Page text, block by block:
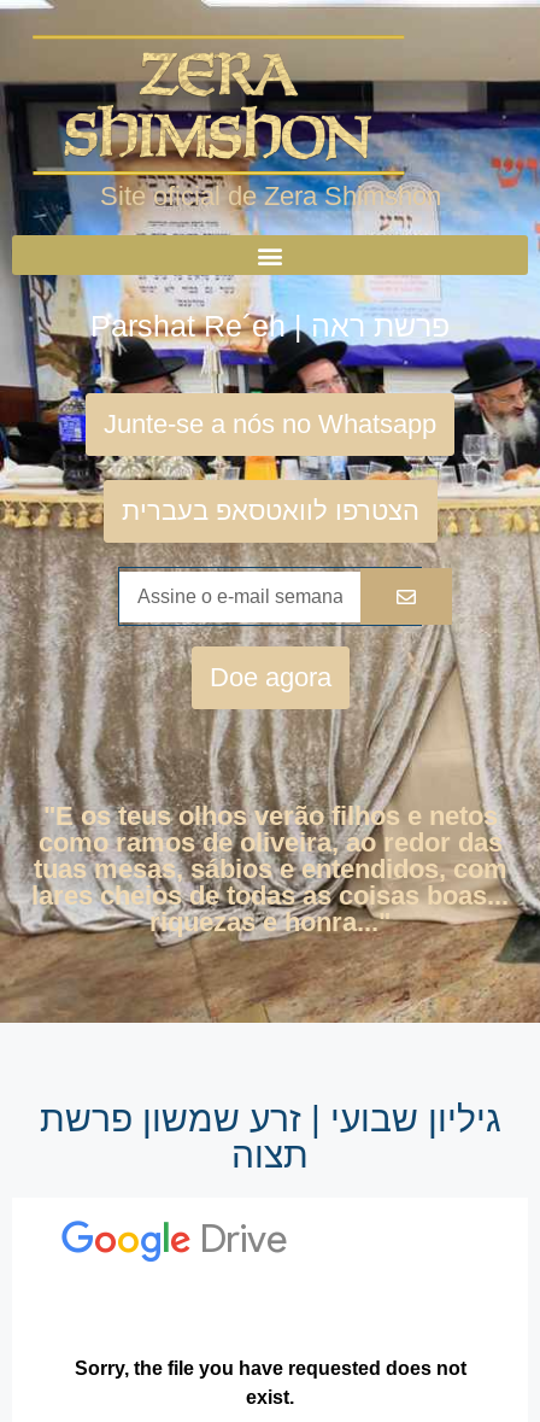
Site oficial de Zera Shimshon
Parshat Re´eh | פרשת ראה
Junte-se a nós no Whatsapp
הצטרפו לוואטסאפ בעברית
Doe agora
"E os teus olhos verão filhos e netos
como ramos de oliveira, ao redor das
tuas mesas, sábios e entendidos, com
lares cheios de todas as coisas boas...
riquezas e honra..."
גיליון שבועי | זרע שמשון פרשת
תצוה